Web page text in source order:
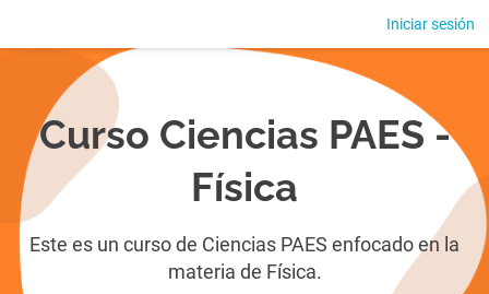
Iniciar sesión
Curso Ciencias PAES -
Física
Este es un curso de Ciencias PAES enfocado en la
materia de Física.